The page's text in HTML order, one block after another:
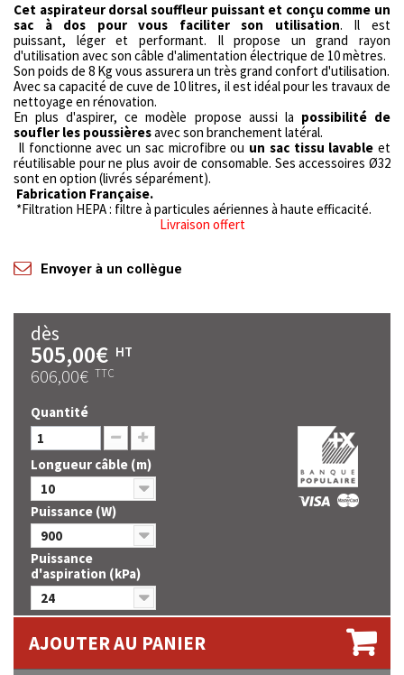
Cet aspirateur dorsal souffleur puissant et conçu comme un
sac à dos pour vous faciliter son utilisation. Il est
puissant, léger et performant. Il propose un grand rayon
d'utilisation avec son câble d'alimentation électrique de 10 mètres.
Son poids de 8 Kg vous assurera un très grand confort d'utilisation.
Avec sa capacité de cuve de 10 litres, il est idéal pour les travaux de
nettoyage en rénovation.
En plus d'aspirer, ce modèle propose aussi la possibilité de
soufler les poussièresavec son branchement latéral.
Il fonctionne avec un sac microfibre ou un sac tissu lavable et
réutilisable pour ne plus avoir de consomable. Ses accessoires Ø32
sont en option (livrés séparément).
Fabrication Française.
*Filtration HEPA : filtre à particules aériennes à haute efficacité.
Livraison offert
Envoyer à un collègue
dès
505,00€ HT
606,00€ TTC
Quantité
Longueur câble (m)
10
Puissance (W)
900
Puissance
d'aspiration (kPa)
24
AJOUTER AU PANIER